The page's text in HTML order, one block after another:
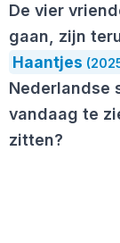
De vier
gaan, zijn
Haantjes
Nederlandse
vandaag te
zitten?